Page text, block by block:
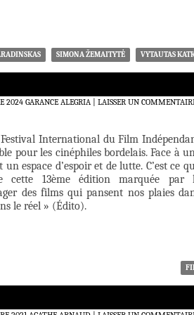
SIMONA ŽEMAITYTĖ VYTAUTAS
2024 GARANCE ALEGRIA LAISSER UN
International du Film
pour les cinéphiles bordelais. Face à
espace d’espoir et de lutte. C’est ce
cette 13ème édition marquée par
des films qui pansent nos plaies
le réel » (Édito).